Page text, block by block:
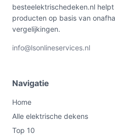
besteelektrischedeken.nl
producten op basis van
vergelijkingen.
info@lsonlineservices.nl
Navigatie
Home
Alle elektrische dekens
Top 10